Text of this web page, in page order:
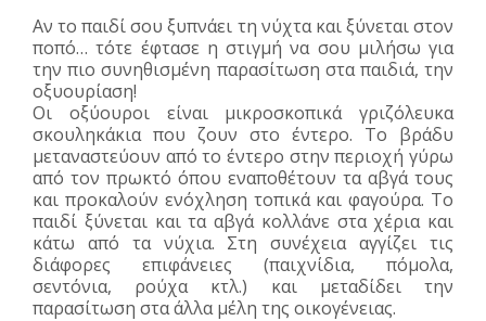
Αν το παιδί σου ξυπνάει τη νύχτα και ξύνεται στον
ποπό… τότε έφτασε η στιγμή να σου μιλήσω για
την πιο συνηθισμένη παρασίτωση στα παιδιά, την
οξυουρίαση!
Οι οξύουροι είναι μικροσκοπικά γριζόλευκα
σκουληκάκια που ζουν στο έντερο. Το βράδυ
μεταναστεύουν από το έντερο στην περιοχή γύρω
από τον πρωκτό όπου εναποθέτουν τα αβγά τους
και προκαλούν ενόχληση τοπικά και φαγούρα. Το
παιδί ξύνεται και τα αβγά κολλάνε στα χέρια και
κάτω από τα νύχια. Στη συνέχεια αγγίζει τις
διάφορες επιφάνειες (παιχνίδια, πόμολα,
σεντόνια, ρούχα κτλ.) και μεταδίδει την
παρασίτωση στα άλλα μέλη της οικογένειας.